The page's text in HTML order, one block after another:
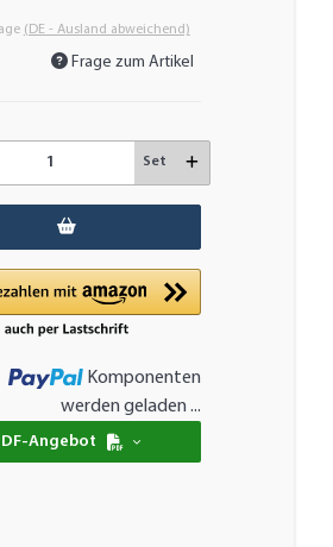
(DE - Ausland abweichend)
Frage zum Artikel
Set
Komponenten
werden geladen ...
Angebot